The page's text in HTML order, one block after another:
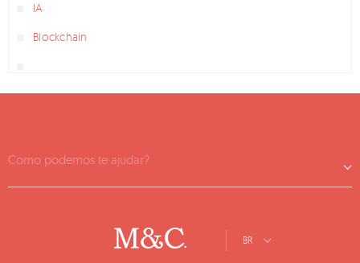
IA
Blockchain
Como podemos te ajudar?
BR